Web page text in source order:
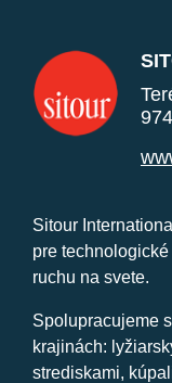
Sitour
pre
ruchu na svete.
Spolupracujeme
krajinách:
strediskami,